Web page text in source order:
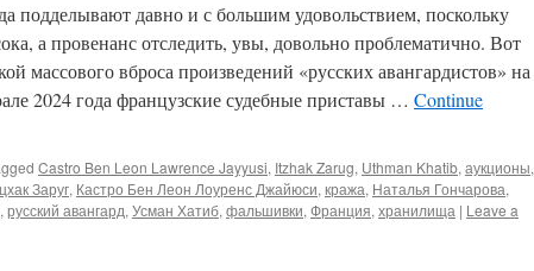
подделывают давно и с большим удовольствием, поскольку
а провенанс отследить, увы, довольно проблематично. Вот
массового вброса произведений «русских авангардистов» на
2024 года французские судебные приставы … Continue
Castro Ben Leon Lawrence Jayyusi, Itzhak Zarug, Uthman Khatib, аукционы,
Заруг, Кастро Бен Леон Лоуренс Джайюси, кража, Наталья Гончарова,
, русский авангард, Усман Хатиб, фальшивки, Франция, хранилища | Leave a